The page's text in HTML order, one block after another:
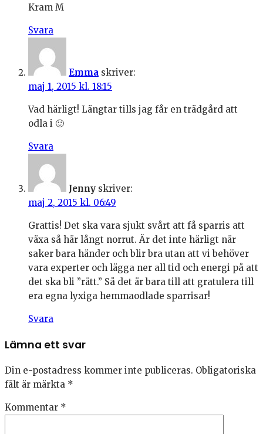
Kram M
Svara
Emma skriver:
maj 1, 2015 kl. 18:15
Vad härligt! Längtar tills jag får en trädgård att
odla i 🙂
Svara
Jenny skriver:
maj 2, 2015 kl. 06:49
Grattis! Det ska vara sjukt svårt att få sparris att
växa så här långt norrut. Är det inte härligt när
saker bara händer och blir bra utan att vi behöver
vara experter och lägga ner all tid och energi på att
det ska bli ”rätt.” Så det är bara till att gratulera till
era egna lyxiga hemmaodlade sparrisar!
Svara
Lämna ett svar
Din e-postadress kommer inte publiceras. Obligatoriska
fält är märkta *
Kommentar *